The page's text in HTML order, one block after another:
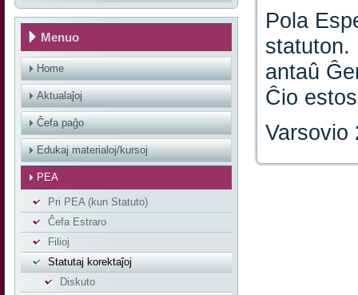
Menuo
Home
Aktualaĵoj
Ĉefa paĝo
Edukaj materialoj/kursoj
PEA
Pri PEA (kun Statuto)
Ĉefa Estraro
Filioj
Statutaj korektaĵoj
Diskuto
Pola
statuton.
antaû
Ĉio
Varsovio